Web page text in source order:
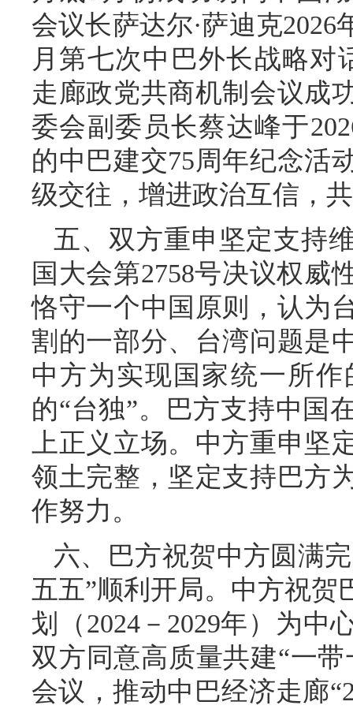
会议长萨达尔·萨迪克2026
月第七次中巴外长战略对
走廊政党共商机制会议成
委会副委员长蔡达峰于
的中巴建交75周年纪念活
级交往，增进政治互信，
五、双方重申坚定支持
国大会第2758号决议权威
恪守一个中国原则，认为
割的一部分、台湾问题是
中方为实现国家统一所
的“台独”。巴方支持中国
上正义立场。中方重申坚
领土完整，坚定支持巴方
作努力。
六、巴方祝贺中方圆满
五五”顺利开局。中方祝
划（2024－2029年）为中
双方同意高质量共建“一
会议，推动中巴经济走廊